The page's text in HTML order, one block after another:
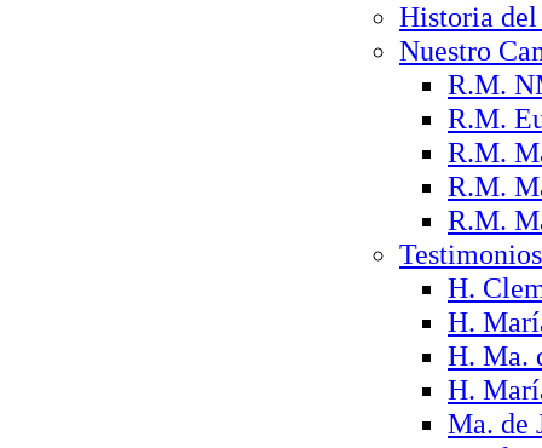
Historia del
Nuestro
R.M.
R.M.
R.M.
R.M.
R.M.
H.
H.
H. Ma.
H.
Ma. de